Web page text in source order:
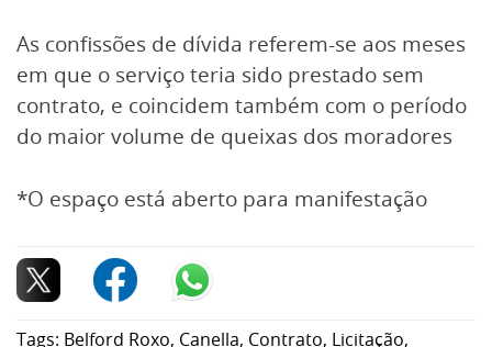
As confissões de dívida referem-se aos meses
em que o serviço teria sido prestado sem
contrato, e coincidem também com o período
do maior volume de queixas dos moradores
*O espaço está aberto para manifestação
Tags: Belford Roxo, Canella, Contrato, Licitação,